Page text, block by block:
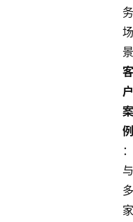
务
场
景
客
户
案
例
：
与
多
家